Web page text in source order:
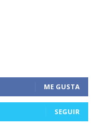
ME GUSTA
SEGUIR